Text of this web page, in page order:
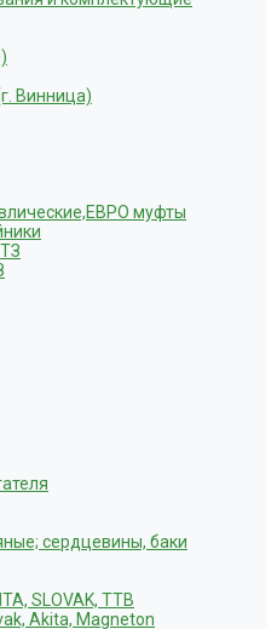
Винница)
муфты
сердцевины, баки
SLOVAK, ТТВ
Akita, Magneton